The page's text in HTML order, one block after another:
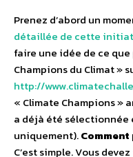
Prenez d’abord un
détaillée de cette
faire une idée de ce
Champions du Climat »
http://
« Climate Champions »
a déjà été sélectionnée
uniquement).
C’est simple. Vous devez